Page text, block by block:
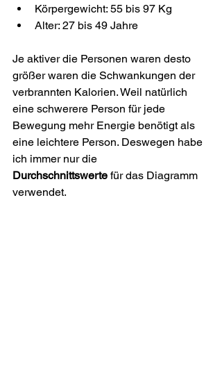
Körpergewicht: 55 bis 97 Kg
Alter: 27 bis 49 Jahre
Je aktiver die Personen waren desto
größer waren die Schwankungen der
verbrannten Kalorien. Weil natürlich
eine schwerere Person für jede
Bewegung mehr Energie benötigt als
eine leichtere Person. Deswegen habe
ich immer nur die
Durchschnittswerte für das Diagramm
verwendet.